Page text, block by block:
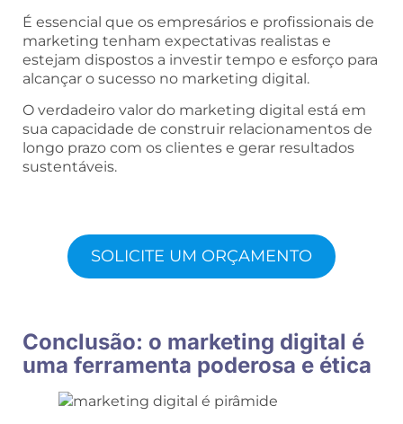
É essencial que os empresários e profissionais de
marketing tenham expectativas realistas e
estejam dispostos a investir tempo e esforço para
alcançar o sucesso no marketing digital.
O verdadeiro valor do marketing digital está em
sua capacidade de construir relacionamentos de
longo prazo com os clientes e gerar resultados
sustentáveis.
SOLICITE UM ORÇAMENTO
Conclusão: o marketing digital é
uma ferramenta poderosa e ética